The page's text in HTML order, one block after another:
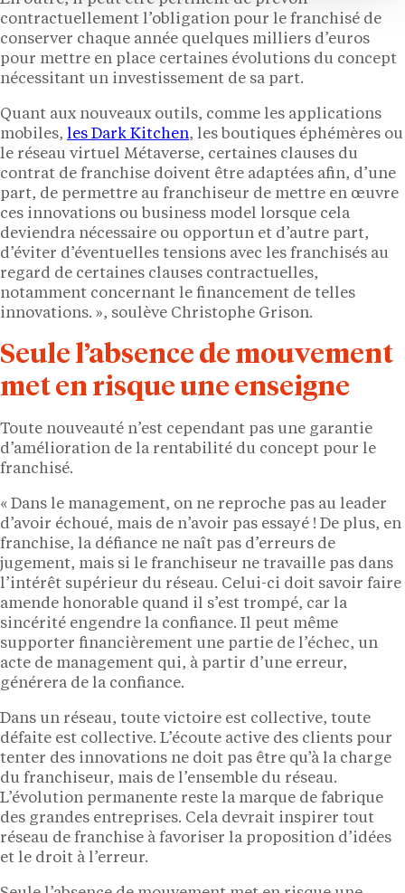
contractuellement l’obligation pour le franchisé de
conserver chaque année quelques milliers d’euros
pour mettre en place certaines évolutions du concept
nécessitant un investissement de sa part.
Quant aux nouveaux outils, comme les applications
mobiles, les Dark Kitchen, les boutiques éphémères ou
le réseau virtuel Métaverse, certaines clauses du
contrat de franchise doivent être adaptées afin, d’une
part, de permettre au franchiseur de mettre en œuvre
ces innovations ou business model lorsque cela
deviendra nécessaire ou opportun et d’autre part,
d’éviter d’éventuelles tensions avec les franchisés au
regard de certaines clauses contractuelles,
notamment concernant le financement de telles
innovations. », soulève Christophe Grison.
Seule l’absence de mouvement
met en risque une enseigne
Toute nouveauté n’est cependant pas une garantie
d’amélioration de la rentabilité du concept pour le
franchisé.
« Dans le management, on ne reproche pas au leader
d’avoir échoué, mais de n’avoir pas essayé ! De plus, en
franchise, la défiance ne naît pas d’erreurs de
jugement, mais si le franchiseur ne travaille pas dans
l’intérêt supérieur du réseau. Celui-ci doit savoir faire
amende honorable quand il s’est trompé, car la
sincérité engendre la confiance. Il peut même
supporter financièrement une partie de l’échec, un
acte de management qui, à partir d’une erreur,
générera de la confiance.
Dans un réseau, toute victoire est collective, toute
défaite est collective. L’écoute active des clients pour
tenter des innovations ne doit pas être qu’à la charge
du franchiseur, mais de l’ensemble du réseau.
L’évolution permanente reste la marque de fabrique
des grandes entreprises. Cela devrait inspirer tout
réseau de franchise à favoriser la proposition d’idées
et le droit à l’erreur.